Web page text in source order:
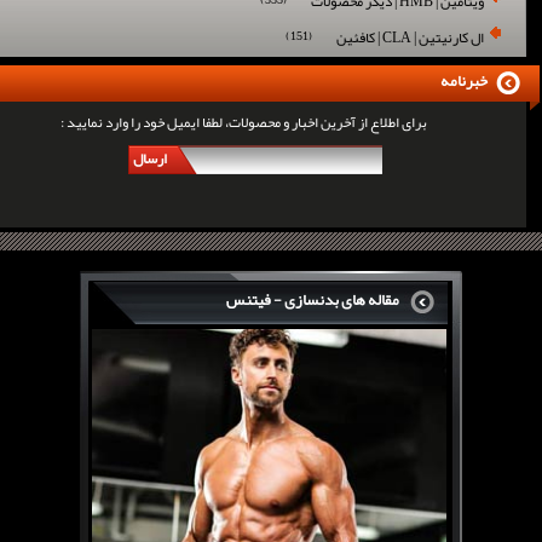
ال کارنیتین | CLA | کافئین (151)
برای اطلاع از آخرین اخبار و محصولات، لطفا ایمیل خود را وارد نمایید :
ارسال
خبرنامه
مقاله های بدنسازی - فیتنس
سرگی کنستانس چگونه بر روی بازو های فوق العاده...
روش های افزایش پیک بازو
فارماتون چیست؟
کلن بوترول Clenbuterol
CJC1295 | سی جی سی 1295